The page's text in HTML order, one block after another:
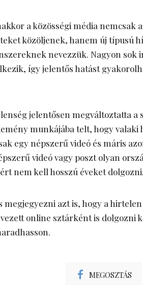
a közösségi média nemcsak
közöljenek, hanem új típusú
nevezzük. Nagyon sok
így jelentős hatást
jelentősen megváltoztatta
munkájába telt, hogy
egy népszerű videó és máris
videó vagy poszt olyan
nem kell hosszú éveket dolgozni.
megjegyezni azt is, hogy a
online sztárként is dolgozni
MEGOSZTÁS